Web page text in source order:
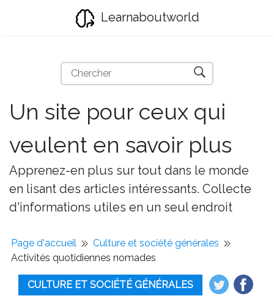
Learnaboutworld
Un site pour ceux qui
veulent en savoir plus
Apprenez-en plus sur tout dans le monde
en lisant des articles intéressants. Collecte
d'informations utiles en un seul endroit
Page d'accueil
Culture et société générales
Activités quotidiennes nomades
CULTURE ET SOCIÉTÉ GÉNÉRALES